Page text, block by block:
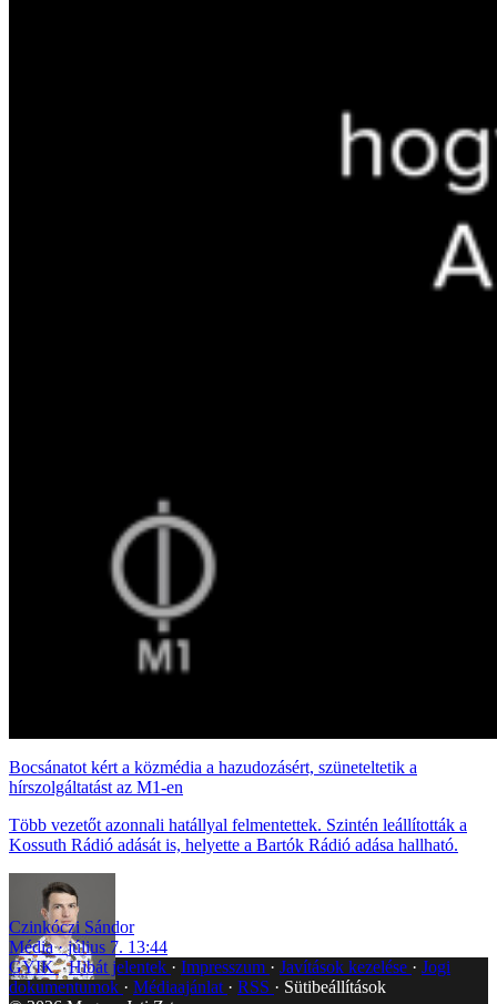
Bocsánatot kért a közmédia a hazudozásért, szüneteltetik a
hírszolgáltatást az M1-en
Több vezetőt azonnali hatállyal felmentettek. Szintén leállították a
Kossuth Rádió adását is, helyette a Bartók Rádió adása hallható.
Czinkóczi Sándor
Média
július 7. 13:44
GYIK Hibát jelentek Impresszum Javítások kezelése
Jogi
dokumentumok
Médiaajánlat RSS
Sütibeállítások